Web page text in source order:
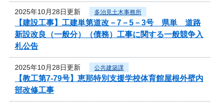
2025年10月28日更新 多治見土木事務所
【建設工事】工建単第道改－7－5－3号 県単 道路
新設改良（一般分）（債務）工事に関する一般競争入
札公告
2025年10月28日更新 公共建築課
【教工第7-79号】恵那特別支援学校体育館屋根外壁内
部改修工事